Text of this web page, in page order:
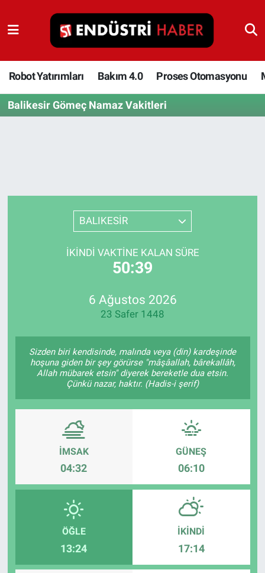
Robot Yatırımları Bakım 4.0 Proses Otomasyonu
Balikesir Gömeç Namaz Vakitleri
BALIKESİR
İKINDI VAKTINE KALAN SÜRE
50:39
6 Ağustos 2026
23 Safer 1448
Sizden biri kendisinde, malında veya (din) kardeşinde
hoşuna giden bir şey görürse "mâşâallah, bârekallâh,
Allah mübarek etsin" diyerek bereketle dua etsin.
Çünkü nazar, haktır. (Hadis-i şerif)
İMSAK
04:32
GÜNEŞ
06:10
ÖĞLE
13:24
İKINDI
17:14
Robot Yatırımları
Bakım 4.0
Proses Otomasyonu
Depolama Çözümleri
İnşaat ve Malzeme
HaberOrtak
Enerjisini Üreten Fabrikalar
Endüstri 4.0 Uygulamaları
Ağır Sanayi Çözümleri